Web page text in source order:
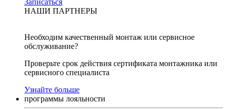
Записаться
НАШИ ПАРТНЕРЫ
Необходим качественный монтаж или сервисное
обслуживание?
Проверьте срок действия сертификата монтажника или
сервисного специалиста
Узнайте больше
программы лояльности